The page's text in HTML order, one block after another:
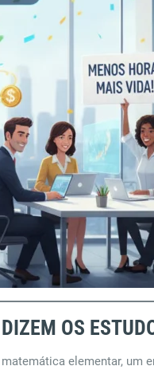
OS
elementar, um